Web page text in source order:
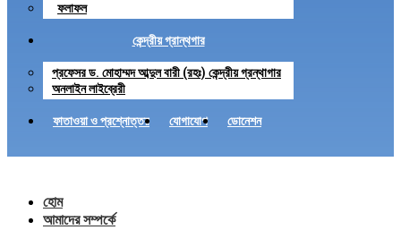
ফলাফল
কেন্দ্রীয় গ্রান্থগার
প্রফেসর ড. মোহাম্মদ আব্দুল বারী (রহঃ) কেন্দ্রীয় গ্রন্থাগার
অনলাইন লাইব্রেরী
ফাতাওয়া ও প্রশ্নোত্তর যোগাযোগ ডোনেশন
হোম
আমাদের সম্পর্কে